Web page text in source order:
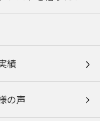
績
の声